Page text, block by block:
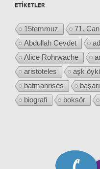
ETIKETLER
15temmuz 71.
Abdullah Cevdet
Alice Rohrwache
aristoteles
aşk
batmanrises
başarı
biografi
boksör